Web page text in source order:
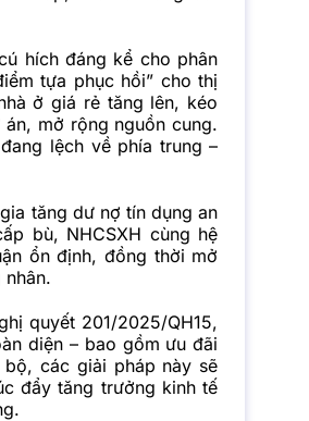
hích đáng kể cho phân
tựa phục hồi” cho thị
ở giá rẻ tăng lên, kéo
mở rộng nguồn cung.
lệch về phía trung –
tăng dư nợ tín dụng an
bù, NHCSXH cùng hệ
ổn định, đồng thời mở
quyết 201/2025/QH15,
diện – bao gồm ưu đãi
các giải pháp này sẽ
đẩy tăng trưởng kinh tế